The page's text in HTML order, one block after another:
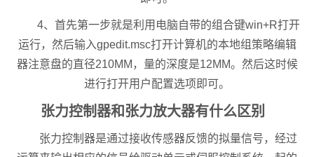
4、首先第一步就是利用电脑自带的组合键win+R打开
运行，然后输入gpedit.msc打开计算机的本地组策略编辑
器注意盘的直径210MM，量的深度是12MM。然后这时候
进行打开用户配置选项即可。
张力控制器和张力放大器有什么区别
张力控制器是通过接收传感器反馈的拟量信号，经过